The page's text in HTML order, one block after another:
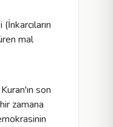
mal
son
zamana